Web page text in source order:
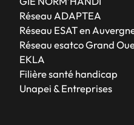
Réseau ADAPTEA
Réseau ESAT en
Réseau esatco Grand
EKLA
Filière santé handicap
Unapei & Entreprises